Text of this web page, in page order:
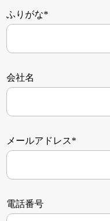
ふりがな*
会社名
メールアドレス*
電話番号